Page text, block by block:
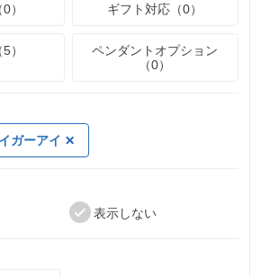
）
ギフト対応（0）
）
ペンダントオプション
（0）
ガーアイ
表示しない